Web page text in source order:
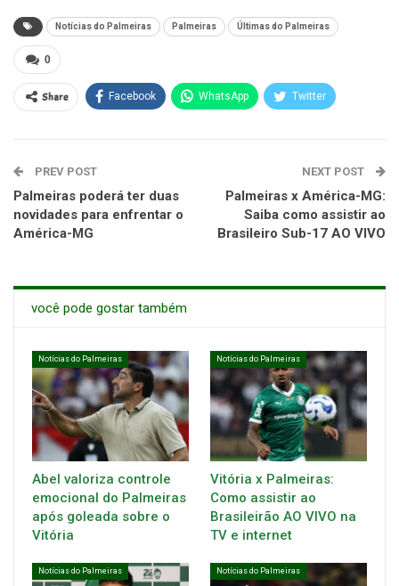
Notícias do Palmeiras Palmeiras Últimas do Palmeiras
0
Share Facebook WhatsApp Twitter
PREV POST
Palmeiras poderá ter duas
novidades para enfrentar o
América-MG
NEXT POST
Palmeiras x América-MG:
Saiba como assistir ao
Brasileiro Sub-17 AO VIVO
você pode gostar também
Notícias do Palmeiras
Abel valoriza controle
emocional do Palmeiras
após goleada sobre o
Vitória
Notícias do Palmeiras
Vitória x Palmeiras:
Como assistir ao
Brasileirão AO VIVO na
TV e internet
Notícias do Palmeiras Notícias do Palmeiras